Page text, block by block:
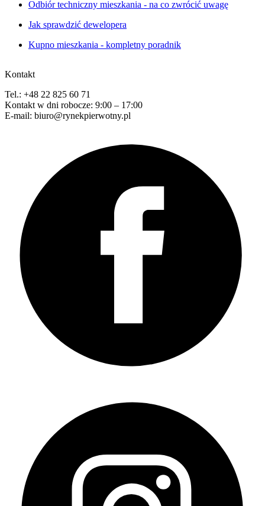
Odbiór techniczny mieszkania - na co zwrócić uwagę
Jak sprawdzić dewelopera
Kupno mieszkania - kompletny poradnik
Kontakt
Tel.: +48 22 825 60 71
Kontakt w dni robocze: 9:00 – 17:00
E-mail: biuro@rynekpierwotny.pl